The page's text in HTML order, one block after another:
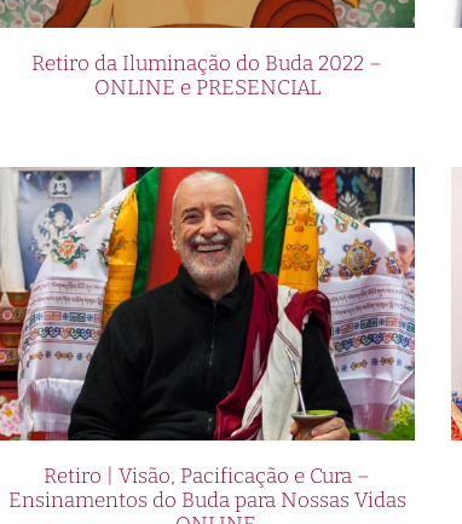
Retiro da Iluminação do Buda 2022 –
ONLINE e PRESENCIAL
Retiro | Visão, Pacificação e Cura –
Ensinamentos do Buda para Nossas Vidas